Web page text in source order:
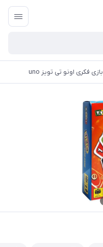
بازی فکری اونو تی تویز uno